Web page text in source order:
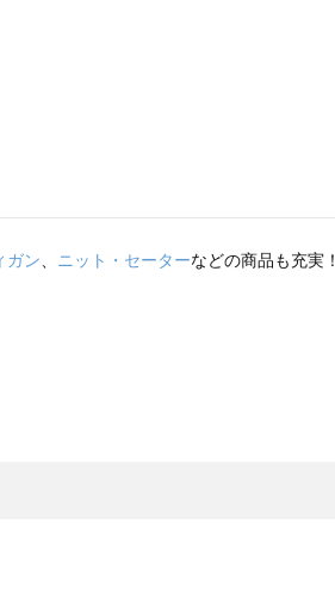
ガン ニット・セーターなどの商品も充実！